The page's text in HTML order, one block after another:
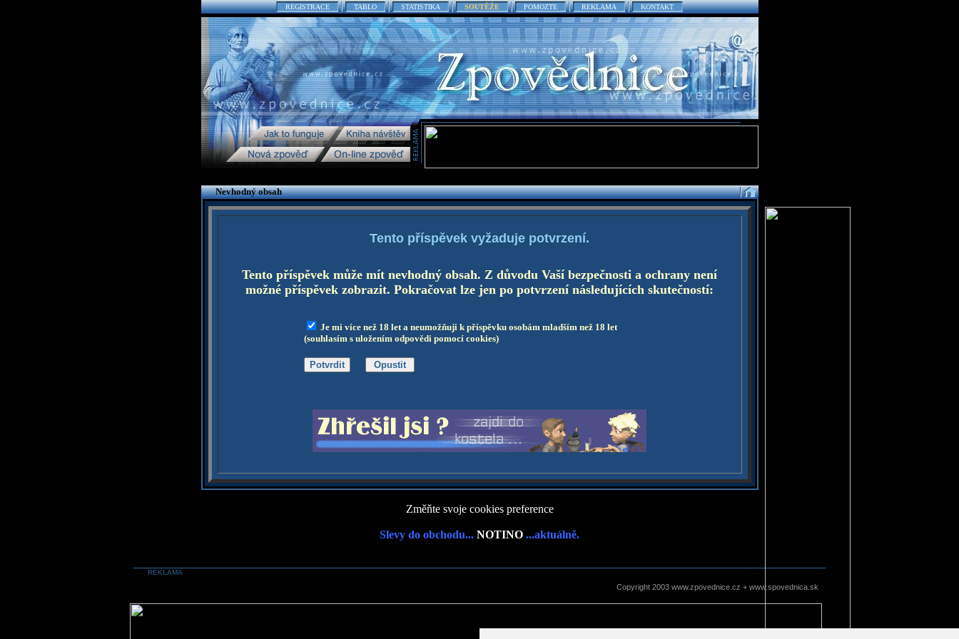
REGISTRACE TABLO STATISTIKA SOUTĚŽE POMOZTE REKLAMA KONTAKT
Nevhodný obsah
Tento příspěvek vyžaduje potvrzení.
Tento příspěvek může mít nevhodný obsah. Z důvodu Vaší bezpečnosti a ochrany není
možné příspěvek zobrazit. Pokračovat lze jen po potvrzení následujících skutečností:
Je mi více než 18 let a neumožňuji k příspěvku osobám mladším než 18 let
(souhlasím s uložením odpovědi pomocí cookies)
Změňte svoje cookies preference
Slevy do obchodu... NOTINO ...aktuálně.
REKLAMA
Copyright 2003 www.zpovednice.cz + www.spovednica.sk